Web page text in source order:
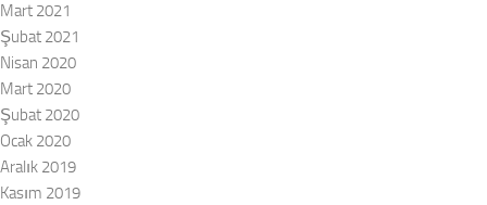
Mart 2021
Şubat 2021
Nisan 2020
Mart 2020
Şubat 2020
Ocak 2020
Aralık 2019
Kasım 2019